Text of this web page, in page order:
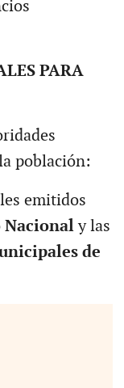
PARA
población:
emitidos
Nacionaly las
de